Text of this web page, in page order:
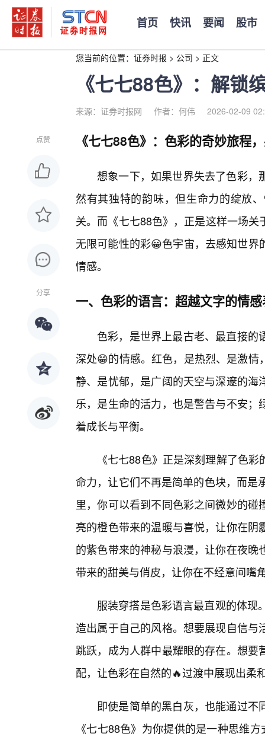
首页 快讯 要闻 股市
您当前的位置： 证券时报 > 公司 > 正文
《七七88色》：解锁
来源：证券时报网 作者：何伟 2026-02-09
点赞
分享
《七七88色》：色彩的奇妙旅程
想象一下，如果世界失去了色彩，
然有其独特的韵味，但生命力的绽放
关。而《七七88色》，正是这样一场
无限可能性的彩😀色宇宙，去感知世
情感。
一、色彩的语言：超越文字的情
色彩，是世界上最古老、最直接的
深处😁的情感。红色，是热烈、是激
静、是忧郁，是广阔的天空与深邃的
乐，是生命的活力，也是警告与不安
着成长与平衡。
《七七88色》正是深刻理解了色
命力，让它们不再是简单的色块，而
里，你可以看到不同色彩之间微妙的
亮的橙色带来的温暖与喜悦，让你在
的紫色带来的神秘与浪漫，让你在夜
带来的甜美与俏皮，让你在不经意间嘴
服装穿搭是色彩语言最直观的体现
造出属于自己的风格。想要展现自信
跳跃，成为人群中最耀眼的存在。想
配，让色彩在自然的🔥过渡中展现出柔
即使是简单的黑白灰，也能通过
《七七88色》为你提供的是一种思维